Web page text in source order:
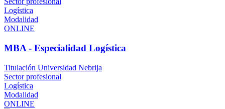
Logística
Modalidad
ONLINE
MBA - Especialidad Logística
Titulación Universidad Nebrija
Sector profesional
Logística
Modalidad
ONLINE